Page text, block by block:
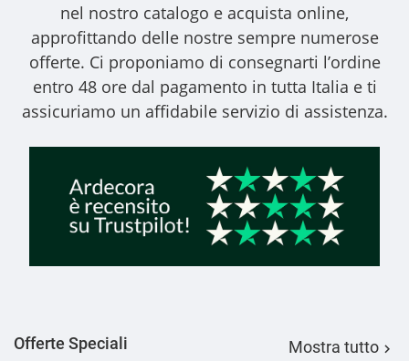
nel nostro catalogo e acquista online,
approfittando delle nostre sempre numerose
offerte. Ci proponiamo di consegnarti l’ordine
entro 48 ore dal pagamento in tutta Italia e ti
assicuriamo un affidabile servizio di assistenza.
Offerte Speciali Mostra tutto 